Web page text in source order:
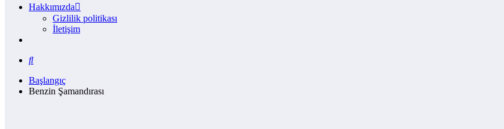
Hakkımızda
Gizlilik politikası
İletişim
Başlangıç
Benzin Şamandırası